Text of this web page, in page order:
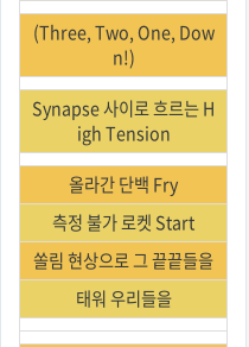
(Three, Two, One, Dow
n!)
Synapse 사이로 흐르는 H
igh Tension
올라간 단백 Fry
측정 불가 로켓 Start
쏠림 현상으로 그 끝끝들을
태워 우리들을